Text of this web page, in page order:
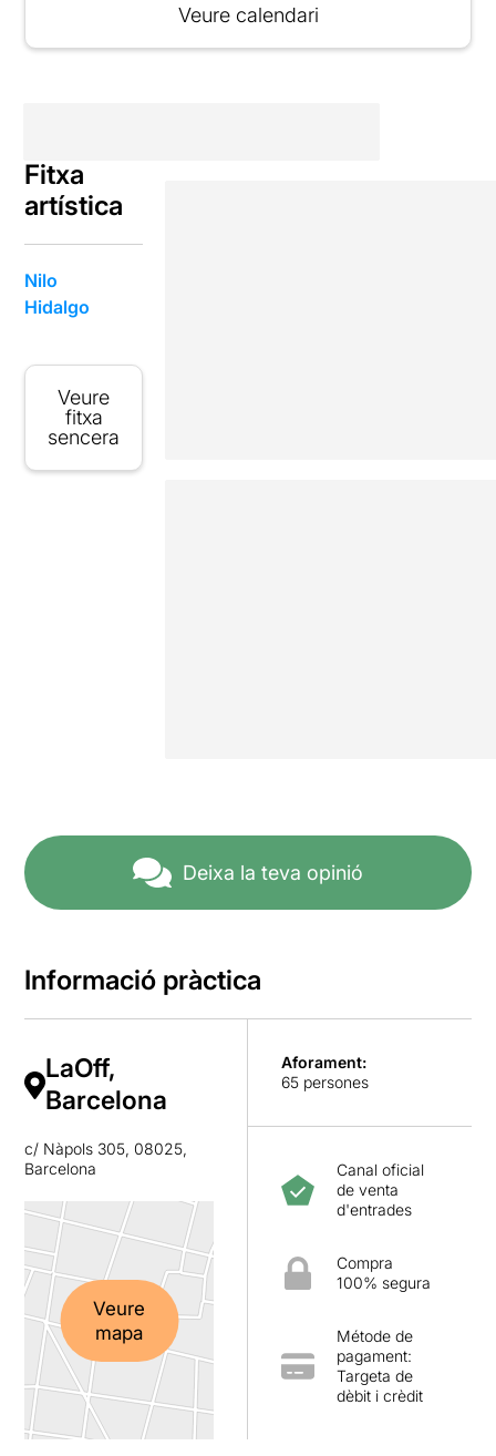
Veure calendari
Fitxa
artística
Nilo
Hidalgo
Veure
fitxa
sencera
Deixa la teva opinió
Informació pràctica
LaOff,
Barcelona
c/ Nàpols 305, 08025,
Barcelona
Veure
mapa
Aforament:
65 persones
Canal oficial
de venta
d'entrades
Compra
100% segura
Métode de
pagament:
Targeta de
dèbit i crèdit